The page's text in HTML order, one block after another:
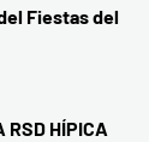
Fiestas del
RSD HÍPICA